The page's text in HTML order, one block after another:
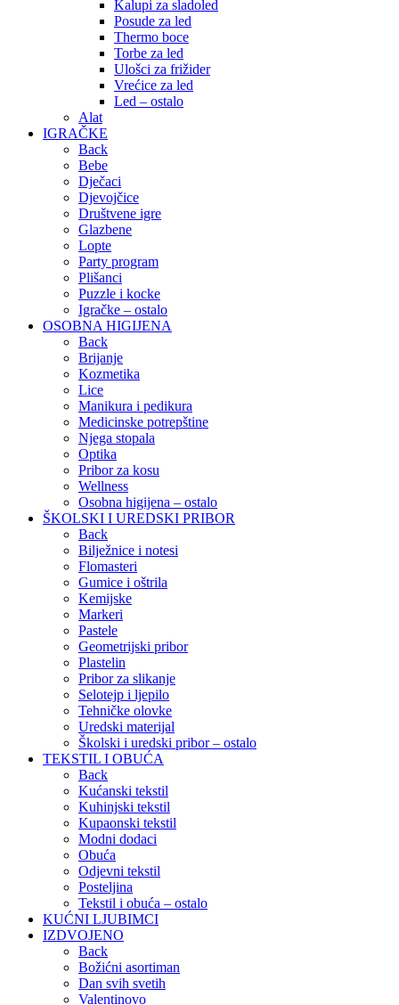
Kalupi za sladoled
Posude za led
Thermo boce
Torbe za led
Ulošci za frižider
Vrećice za led
Led – ostalo
Alat
IGRAČKE
Back
Bebe
Dječaci
Djevojčice
Društvene igre
Glazbene
Lopte
Party program
Plišanci
Puzzle i kocke
Igračke – ostalo
OSOBNA HIGIJENA
Back
Brijanje
Kozmetika
Lice
Manikura i pedikura
Medicinske potrepštine
Njega stopala
Optika
Pribor za kosu
Wellness
Osobna higijena – ostalo
ŠKOLSKI I UREDSKI PRIBOR
Back
Bilježnice i notesi
Flomasteri
Gumice i oštrila
Kemijske
Markeri
Pastele
Geometrijski pribor
Plastelin
Pribor za slikanje
Selotejp i ljepilo
Tehničke olovke
Uredski materijal
Školski i uredski pribor – ostalo
TEKSTIL I OBUĆA
Back
Kućanski tekstil
Kuhinjski tekstil
Kupaonski tekstil
Modni dodaci
Obuća
Odjevni tekstil
Posteljina
Tekstil i obuća – ostalo
KUĆNI LJUBIMCI
IZDVOJENO
Back
Božićni asortiman
Dan svih svetih
Valentinovo